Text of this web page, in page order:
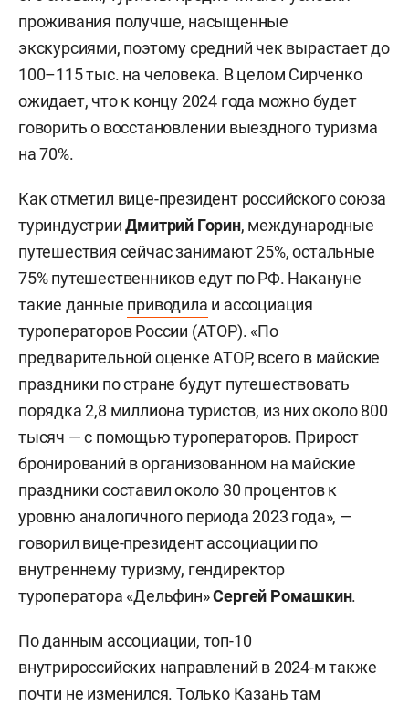
проживания получше, насыщенные
экскурсиями, поэтому средний чек вырастает до
100–115 тыс. на человека. В целом Сирченко
ожидает, что к концу 2024 года можно будет
говорить о восстановлении выездного туризма
на 70%.
Как отметил вице-президент российского союза
туриндустрииДмитрий Горин, международные
путешествия сейчас занимают 25%, остальные
75% путешественников едут по РФ. Накануне
такие данные приводила и ассоциация
туроператоров России (АТОР). «По
предварительной оценке АТОР, всего в майские
праздники по стране будут путешествовать
порядка 2,8 миллиона туристов, из них около 800
тысяч — с помощью туроператоров. Прирост
бронирований в организованном на майские
праздники составил около 30 процентов к
уровню аналогичного периода 2023 года», —
говорил вице-президент ассоциации по
внутреннему туризму, гендиректор
туроператора «Дельфин»Сергей Ромашкин.
По данным ассоциации, топ-10
внутрироссийских направлений в 2024-м также
почти не изменился. Только Казань там